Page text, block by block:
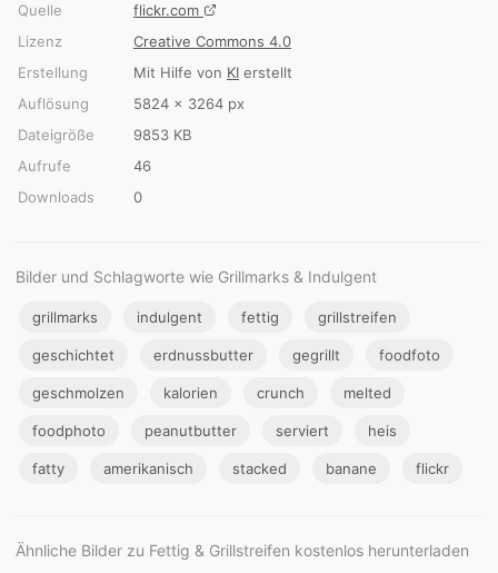
Quelle
flickr.com
Lizenz
Creative Commons 4.0
Erstellung
Mit Hilfe von KI erstellt
Auflösung
5824 × 3264 px
Dateigröße
9853 KB
Aufrufe
46
Downloads
0
Bilder und Schlagworte wie Grillmarks & Indulgent
grillmarks indulgent fettig grillstreifen
geschichtet erdnussbutter gegrillt foodfoto
geschmolzen kalorien crunch melted
foodphoto peanutbutter serviert heis
fatty amerikanisch stacked banane flickr
Ähnliche Bilder zu Fettig & Grillstreifen kostenlos herunterladen